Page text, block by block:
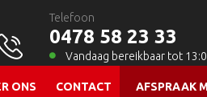
Telefoon
0478 58 23 33
Vandaag bereikbaar tot
ONS CONTACT AFSPRAAK